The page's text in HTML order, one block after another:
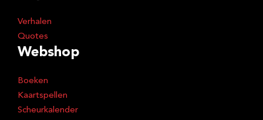
Verhalen
Quotes
Webshop
Boeken
Kaartspellen
Scheurkalender